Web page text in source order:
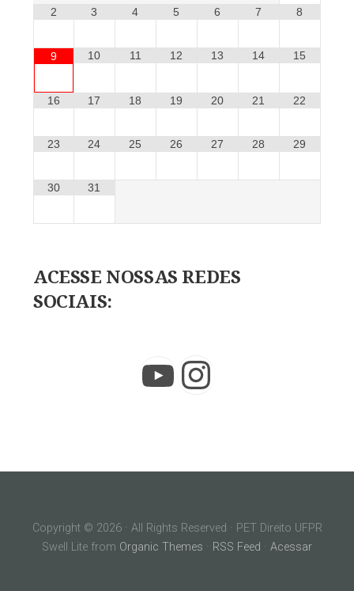
2 3 4 5 6 7 8
9 10 11 12 13 14 15
16 17 18 19 20 21 22
23 24 25 26 27 28 29
30 31
ACESSE NOSSAS REDES
SOCIAIS:
YouTube
Instagram
Copyright © 2026 · All Rights Reserved · PET Direito UFPR
Swell Lite from Organic Themes · RSS Feed · Acessar